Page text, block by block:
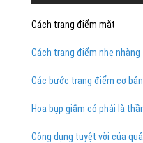
Cách trang điểm mắt
Cách trang điểm nhẹ nhàng
Các bước trang điểm cơ bản
Hoa bụp giấm có phải là
Công dụng tuyệt vời của